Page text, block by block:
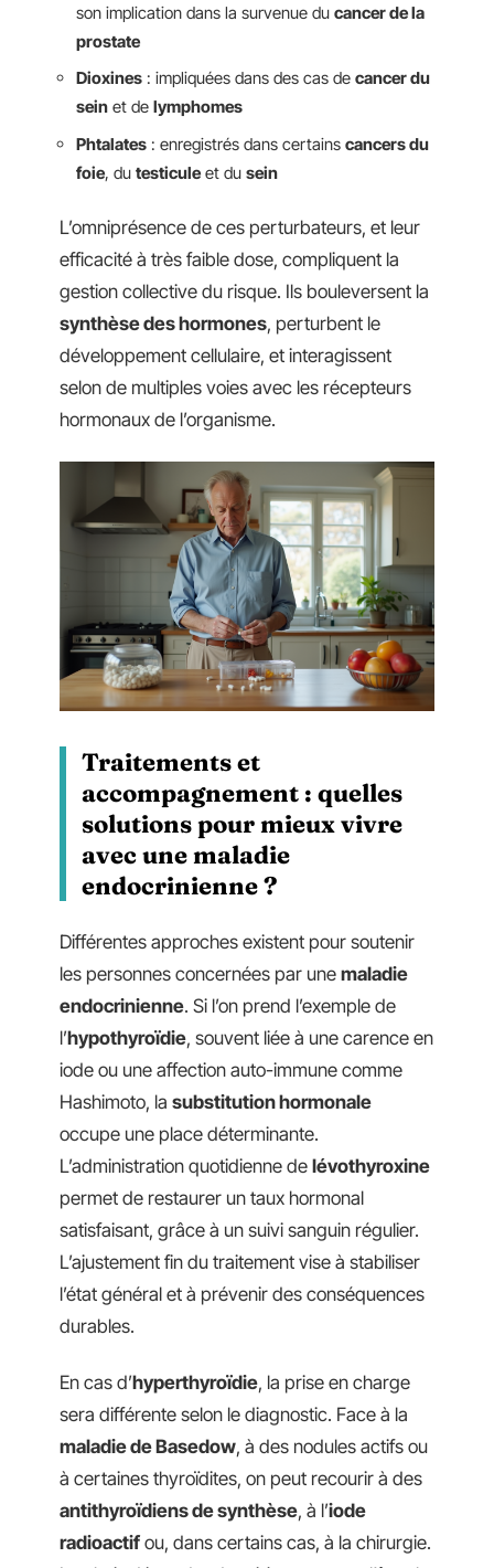
son implication dans la survenue du cancer de la
prostate
Dioxines : impliquées dans des cas de cancer du
sein et de lymphomes
Phtalates : enregistrés dans certains cancers du
foie, du testicule et du sein
L’omniprésence de ces perturbateurs, et leur
efficacité à très faible dose, compliquent la
gestion collective du risque. Ils bouleversent la
synthèse des hormones, perturbent le
développement cellulaire, et interagissent
selon de multiples voies avec les récepteurs
hormonaux de l’organisme.
Traitements et
accompagnement : quelles
solutions pour mieux vivre
avec une maladie
endocrinienne ?
Différentes approches existent pour soutenir
les personnes concernées par une maladie
endocrinienne. Si l’on prend l’exemple de
l’hypothyroïdie, souvent liée à une carence en
iode ou une affection auto-immune comme
Hashimoto, la substitution hormonale
occupe une place déterminante.
L’administration quotidienne de lévothyroxine
permet de restaurer un taux hormonal
satisfaisant, grâce à un suivi sanguin régulier.
L’ajustement fin du traitement vise à stabiliser
l’état général et à prévenir des conséquences
durables.
En cas d’hyperthyroïdie, la prise en charge
sera différente selon le diagnostic. Face à la
maladie de Basedow, à des nodules actifs ou
à certaines thyroïdites, on peut recourir à des
antithyroïdiens de synthèse, à l’iode
radioactif ou, dans certains cas, à la chirurgie.